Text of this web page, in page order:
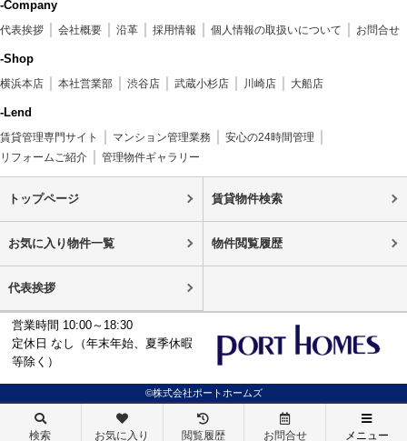
-Company
代表挨拶 会社概要 沿革 採用情報 個人情報の取扱いについて お問合せ
-Shop
横浜本店 本社営業部 渋谷店 武蔵小杉店 川崎店 大船店
-Lend
賃貸管理専門サイト マンション管理業務
安心の24時間管理
リフォームご紹介
管理物件ギャラリー
トップページ 賃貸物件検索
お気に入り物件一覧 物件閲覧履歴
代表挨拶
営業時間 10:00～18:30
定休日 なし（年末年始、夏季休暇
等除く）
©株式会社ポートホームズ
検索 お気に入り 閲覧履歴 お問合せ メニュー